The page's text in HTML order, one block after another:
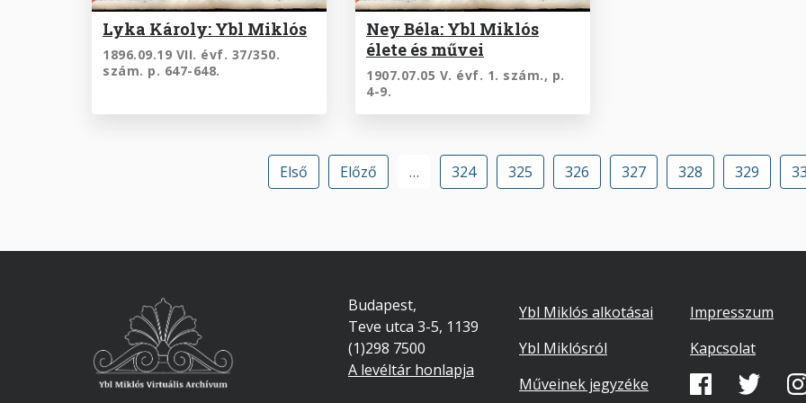
Lyka Károly: Ybl Miklós
1896.09.19 VII. évf. 37/350.
szám. p. 647-648.
Ney Béla: Ybl Miklós
élete és művei
1907.07.05 V. évf. 1. szám., p.
4-9.
Oldalszámozás
Első
oldal
Első
Előző
oldal
Előző … Oldal
324 Oldal
325 Oldal
326 Oldal
327 Oldal
328 Oldal
329
Budapest,
Teve utca 3-5, 1139
(1)298 7500
A levéltár honlapja
Footer
Ybl Miklós alkotásai
Ybl Miklósról
Műveinek jegyzéke
Lábléc
Impresszum
Kapcsolat
Közösségi